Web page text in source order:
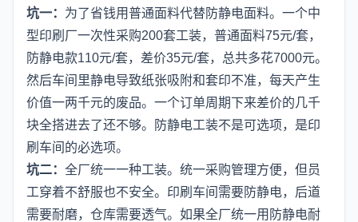
坑一： 为了省钱用普通面料代替防静电面料。一个中
型印刷厂一次性采购200套工装，普通面料75元/套，
防静电款110元/套，差价35元/套，总共多花7000元。
然后车间里静电导致纸张吸附和套印不准，每天产生
价值一两千元的废品。一个订单周期下来差价的几千
块全搭进去了还不够。防静电工装不是可选项，是印
刷车间的必选项。
坑二： 全厂统一一种工装。统一采购管理方便，但员
工穿着不舒服也不安全。印刷车间需要防静电，后道
需要耐磨，仓库需要透气。如果全厂统一用防静电耐